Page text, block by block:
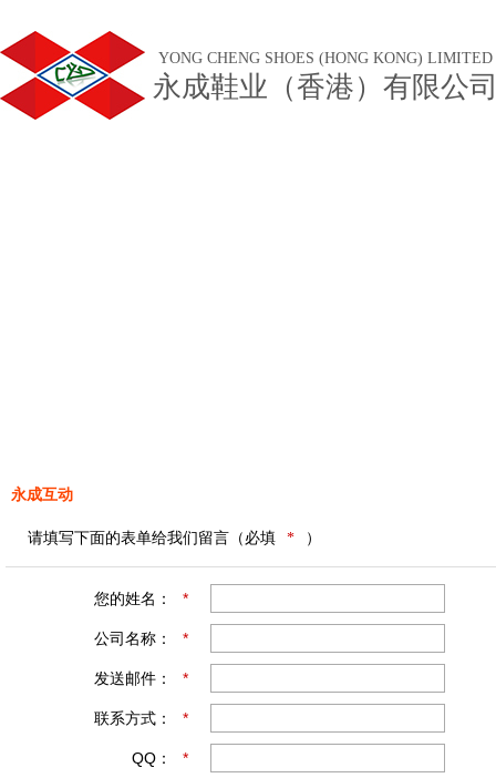
YONG CHENG SHOES (HONG KONG) LIMITED
永成鞋业（香港）有限公
永成互动
请填写下面的表单给我们留言（必填 * ）
您的姓名： *
公司名称： *
发送邮件： *
联系方式： *
QQ： *